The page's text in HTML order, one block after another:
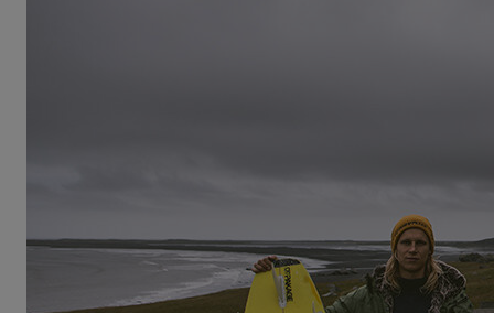
Celui qui veut surfer en Islande a plutôt interêt à
aimer les forces de la nature, parce que ce sont bien
elles qui règnent en maître sur cette belle île du
Nord. Et en particulier le vent de l'Atlantique Nord :